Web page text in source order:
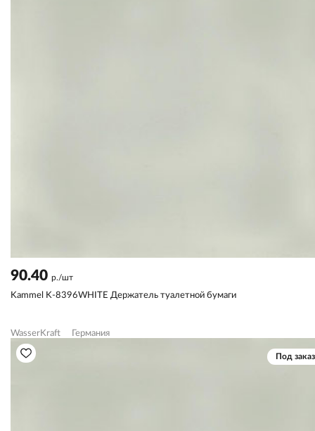
90.40 р./шт
Kammel K-8396WHITE Держатель туалетной бумаги
WasserKraft Германия
Под заказ